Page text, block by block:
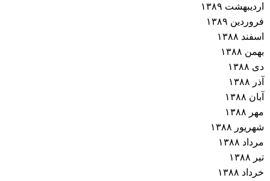
اردیبهشت ۱۳۸۹
فروردین ۱۳۸۹
اسفند ۱۳۸۸
بهمن ۱۳۸۸
دی ۱۳۸۸
آذر ۱۳۸۸
آبان ۱۳۸۸
مهر ۱۳۸۸
شهریور ۱۳۸۸
مرداد ۱۳۸۸
تیر ۱۳۸۸
خرداد ۱۳۸۸